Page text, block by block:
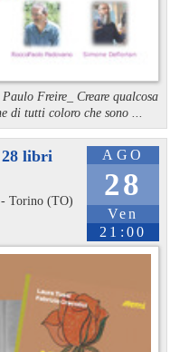
Freire_ Creare qualcosa
di tutti coloro che sono ...
AGO
28
Ven
21:00
libri
Torino (TO)